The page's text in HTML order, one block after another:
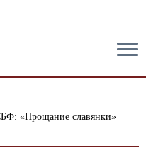
«Прощание славянки»